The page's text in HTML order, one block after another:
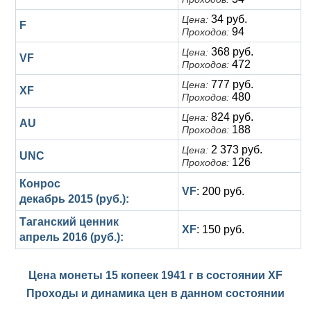
F Цена: 34 руб.
Проходов: 94
VF Цена: 368 руб.
Проходов: 472
XF Цена: 777 руб.
Проходов: 480
AU Цена: 824 руб.
Проходов: 188
UNC Цена: 2 373 руб.
Проходов: 126
Конрос
декабрь 2015 (руб.):
VF: 200 руб.
Таганский ценник
апрель 2016 (руб.):
XF: 150 руб.
Цена монеты 15 копеек 1941 г в состоянии XF
Проходы и динамика цен в данном состоянии